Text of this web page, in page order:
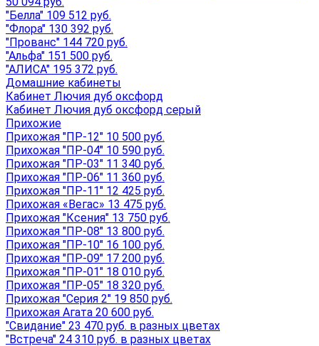
"Белла" 109 512 руб.
"Флора" 130 392 руб.
"Прованс" 144 720 руб.
"Альфа" 151 500 руб.
"АЛИСА" 195 372 руб.
Домашние кабинеты
Кабинет Лючия дуб оксфорд
Кабинет Лючия дуб оксфорд серый
Прихожие
Прихожая "ПР-12" 10 500 руб.
Прихожая "ПР-04" 10 590 руб.
Прихожая "ПР-03" 11 340 руб.
Прихожая "ПР-06" 11 360 руб.
Прихожая "ПР-11" 12 425 руб.
Прихожая «Вегас» 13 475 руб.
Прихожая "Ксения" 13 750 руб.
Прихожая "ПР-08" 13 800 руб.
Прихожая "ПР-10" 16 100 руб.
Прихожая "ПР-09" 17 200 руб.
Прихожая "ПР-01" 18 010 руб.
Прихожая "ПР-05" 18 320 руб.
Прихожая "Серия 2" 19 850 руб.
Прихожая Агата 20 600 руб.
"Свидание" 23 470 руб. в разных цветах
"Встреча" 24 310 руб. в разных цветах